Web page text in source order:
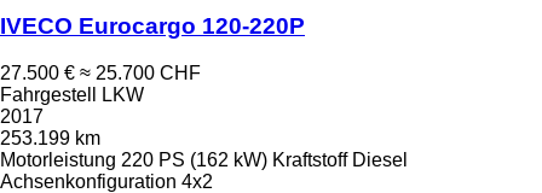
IVECO Eurocargo 120-220P
27.500 € ≈ 25.700 CHF
Fahrgestell LKW
2017
253.199 km
Motorleistung 220 PS (162 kW) Kraftstoff Diesel
Achsenkonfiguration 4x2